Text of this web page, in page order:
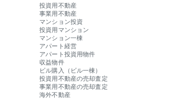
投資用不動産
事業用不動産
マンション投資
投資用マンション
マンション一棟
アパート経営
アパート投資用物件
収益物件
ビル購入（ビル一棟）
投資用不動産の売却査定
事業用不動産の売却査定
海外不動産